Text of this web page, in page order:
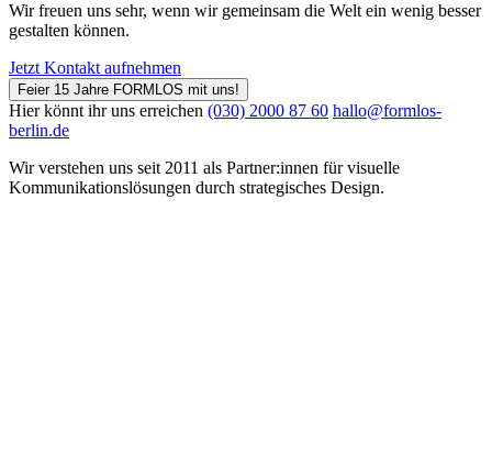
Wir freuen uns sehr, wenn wir gemeinsam die Welt ein wenig besser
gestalten können.
Jetzt Kontakt aufnehmen
Feier 15 Jahre FORMLOS mit uns!
Hier könnt ihr uns erreichen (030) 2000 87 60 hallo@formlos-
berlin.de
Wir verstehen uns seit 2011 als Partner:innen für visuelle
Kommunikations­lösungen durch strategisches Design.